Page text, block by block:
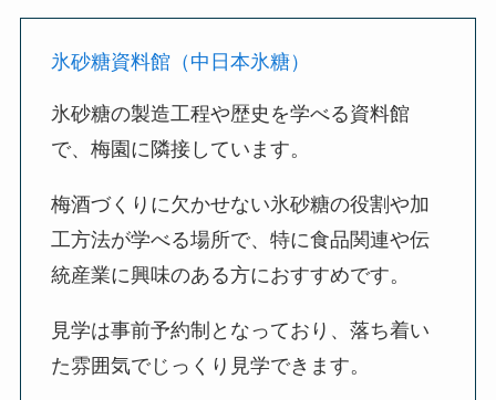
氷砂糖資料館（中日本氷糖）
氷砂糖の製造工程や歴史を学べる資料館
で、梅園に隣接しています。
梅酒づくりに欠かせない氷砂糖の役割や加
工方法が学べる場所で、特に食品関連や伝
統産業に興味のある方におすすめです。
見学は事前予約制となっており、落ち着い
た雰囲気でじっくり見学できます。